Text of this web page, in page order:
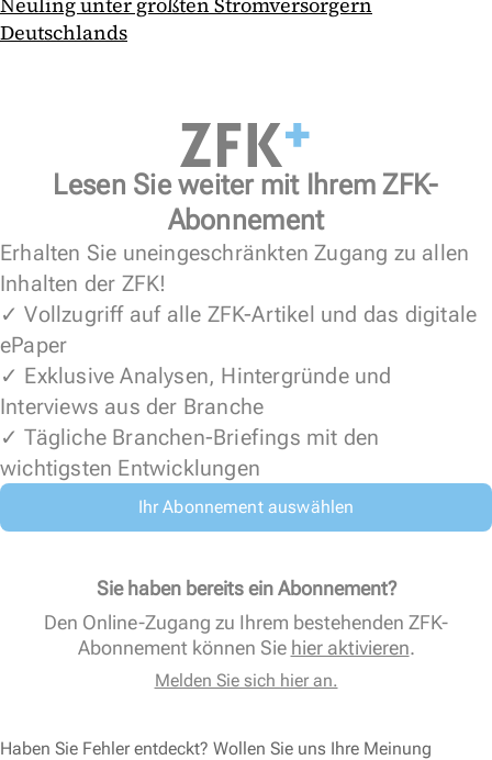
Deutschlands
Lesen Sie weiter mit Ihrem ZFK-
Abonnement
Erhalten Sie uneingeschränkten Zugang zu allen
Inhalten der ZFK!
✓ Vollzugriff auf alle ZFK-Artikel und das digitale
ePaper
✓ Exklusive Analysen, Hintergründe und
Interviews aus der Branche
✓ Tägliche Branchen-Briefings mit den
wichtigsten Entwicklungen
Ihr Abonnement auswählen
Sie haben bereits ein Abonnement?
Den Online-Zugang zu Ihrem bestehenden ZFK-
Abonnement können Sie hier aktivieren.
Melden Sie sich hier an.
Haben Sie Fehler entdeckt? Wollen Sie uns Ihre Meinung